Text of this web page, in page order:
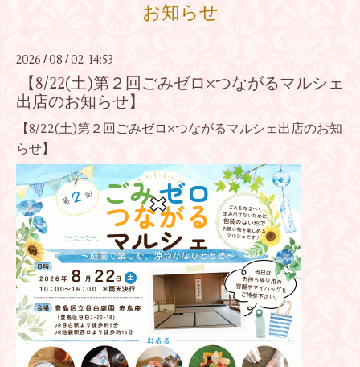
お知らせ
2026 / 08 /02 14:53
【8/22(土)第２回ごみゼロ×つながるマルシェ
出店のお知らせ】
【8/22(土)第２回ごみゼロ×つながるマルシェ出店のお知
らせ】